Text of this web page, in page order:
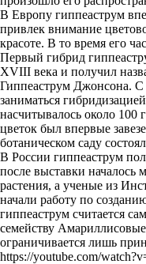
В Европу гиппеаструм
привлек внимание
красоте. В то время его
Первый гибрид
XVIII века и получил
Гиппеаструм Джонсона. С
заниматься
насчитывалось около 100
цветок был впервые
ботаническом саду
В России гиппеаструм
после выставки началось
растения, а ученые из
начали работу по
гиппеаструм считается
семейству
ограничивается лишь
https://youtube.com/